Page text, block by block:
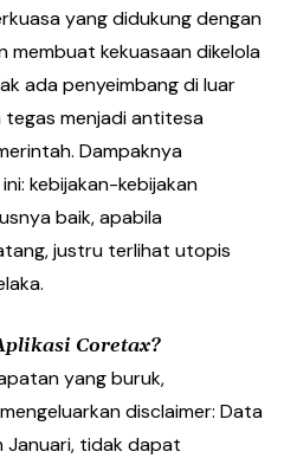
yang didukung dengan
membuat kekuasaan dikelola
ada penyeimbang di luar
tegas menjadi antitesa
Dampaknya
kebijakan-kebijakan
baik, apabila
justru terlihat utopis
Coretax?
yang buruk,
disclaimer: Data
Januari, tidak dapat